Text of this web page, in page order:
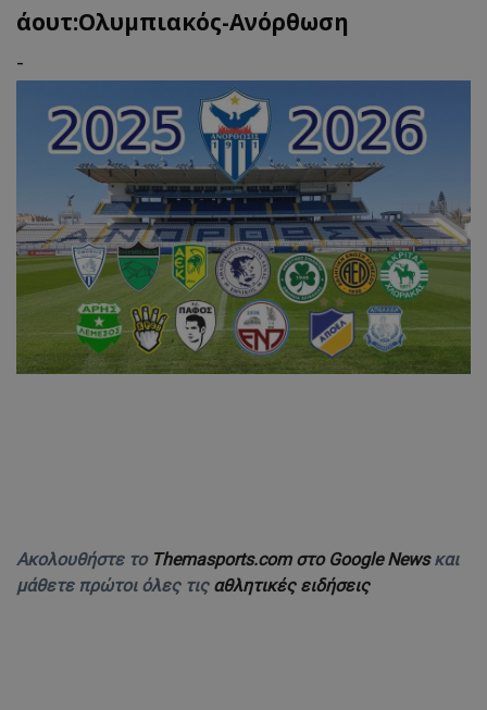
άουτ:Ολυμπιακός-Ανόρθωση
-
Ακολουθήστε το Themasports.com στο Google Newsκαι
μάθετε πρώτοι όλες τις αθλητικές ειδήσεις